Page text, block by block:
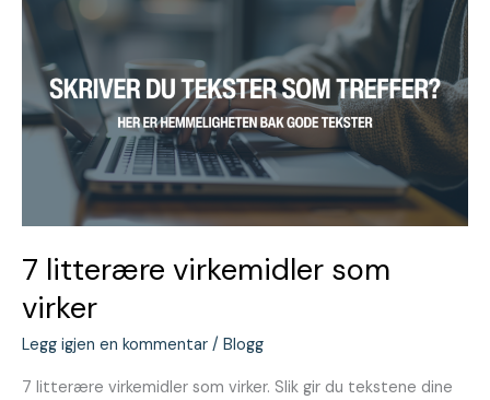
7 litterære virkemidler som
virker
Legg igjen en kommentar / Blogg
7 litterære virkemidler som virker. Slik gir du tekstene dine
litterære
virkemidler
som
virker